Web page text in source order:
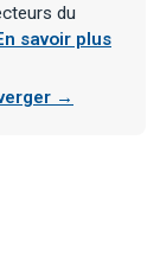
du
savoir plus
→